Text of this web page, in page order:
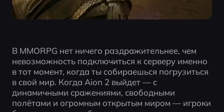
В MMORPG нет ничего раздражительнее, чем
невозможность подключиться к серверу именно
в тот момент, когда ты собираешься погрузиться
в свой мир. Когда Aion 2 выйдет — с
динамичными сражениями, свободными
полётами и огромным открытым миром — игроки